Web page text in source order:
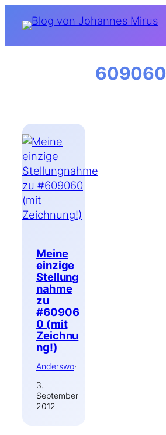
Inhalt
609060
Meine
einzige
Stellung
nahme
zu
#60906
0 (mit
Zeichnu
ng!)
Anderswo·
3.
September
2012